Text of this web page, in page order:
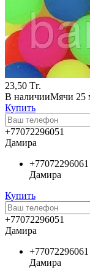
23,50 Тг.
В наличииМячи 25
Купить
+77072296051
Дамира
+77072296061
Дамира
Купить
+77072296051
Дамира
+77072296061
Дамира